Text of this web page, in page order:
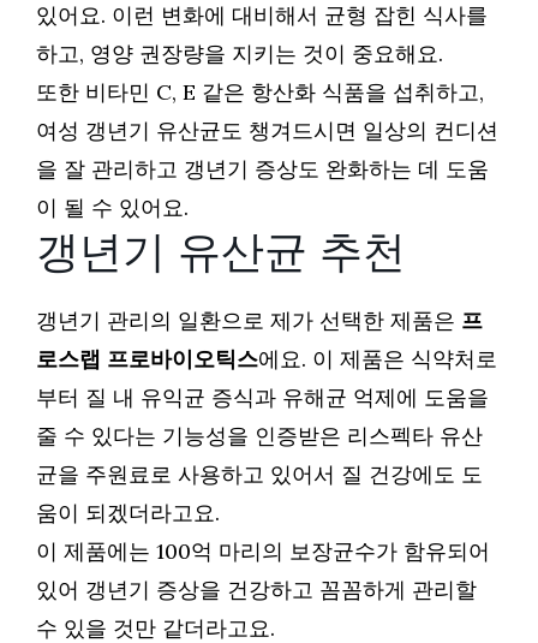
있어요. 이런 변화에 대비해서 균형 잡힌 식사를
하고, 영양 권장량을 지키는 것이 중요해요.
또한 비타민 C, E 같은 항산화 식품을 섭취하고,
여성 갱년기 유산균도 챙겨드시면 일상의 컨디션
을 잘 관리하고 갱년기 증상도 완화하는 데 도움
이 될 수 있어요.
갱년기 유산균 추천
갱년기 관리의 일환으로 제가 선택한 제품은 프
로스랩 프로바이오틱스에요. 이 제품은 식약처로
부터 질 내 유익균 증식과 유해균 억제에 도움을
줄 수 있다는 기능성을 인증받은 리스펙타 유산
균을 주원료로 사용하고 있어서 질 건강에도 도
움이 되겠더라고요.
이 제품에는 100억 마리의 보장균수가 함유되어
있어 갱년기 증상을 건강하고 꼼꼼하게 관리할
수 있을 것만 같더라고요.